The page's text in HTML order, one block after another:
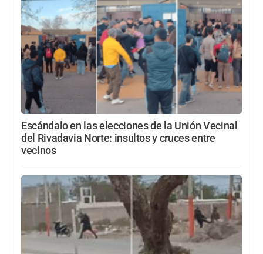
Escándalo en las elecciones de la Unión Vecinal
del Rivadavia Norte: insultos y cruces entre
vecinos